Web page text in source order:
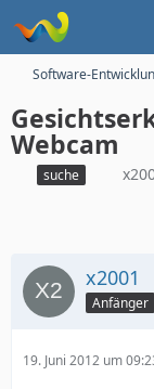
Software-
Webcam
suche
x2001
Anfänger
19. Juni 2012 um